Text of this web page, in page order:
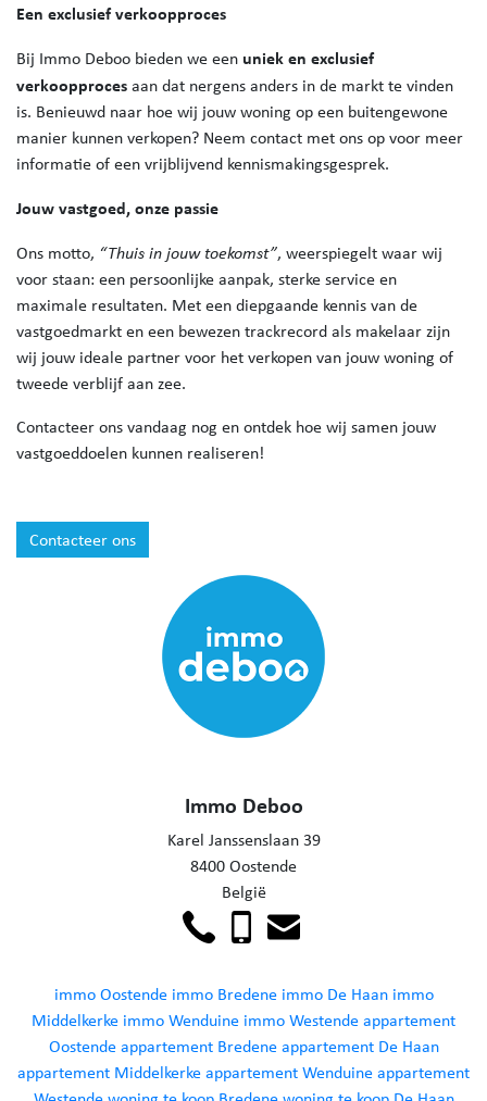
Een exclusief verkoopproces
Bij Immo Deboo bieden we een uniek en exclusief
verkoopprocesaan dat nergens anders in de markt te vinden
is. Benieuwd naar hoe wij jouw woning op een buitengewone
manier kunnen verkopen? Neem contact met ons op voor meer
informatie of een vrijblijvend kennismakingsgesprek.
Jouw vastgoed, onze passie
Ons motto, “Thuis in jouw toekomst”, weerspiegelt waar wij
voor staan: een persoonlijke aanpak, sterke service en
maximale resultaten. Met een diepgaande kennis van de
vastgoedmarkt en een bewezen trackrecord als makelaar zijn
wij jouw ideale partner voor het verkopen van jouw woning of
tweede verblijf aan zee.
Contacteer ons vandaag nog en ontdek hoe wij samen jouw
vastgoeddoelen kunnen realiseren!
Contacteer ons
Immo Deboo
Karel Janssenslaan 39
8400 Oostende
België
immo Oostende immo Bredene immo De Haan immo
Middelkerke immo Wenduine immo Westendeappartement
Oostende appartement Bredene appartement De Haan
appartement Middelkerkeappartement Wenduineappartement